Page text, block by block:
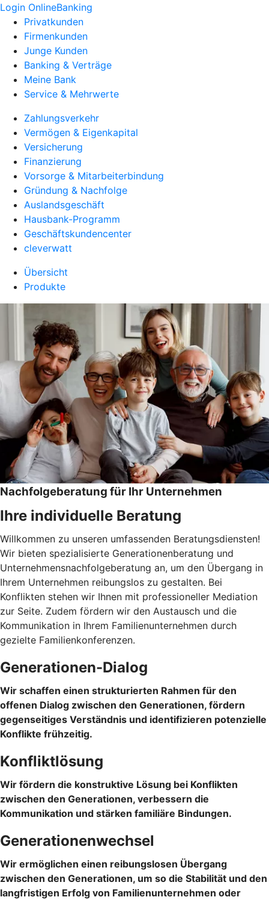
Login OnlineBanking
Privatkunden
Firmenkunden
Junge Kunden
Banking & Verträge
Meine Bank
Service & Mehrwerte
Zahlungsverkehr
Vermögen & Eigenkapital
Versicherung
Finanzierung
Vorsorge & Mitarbeiterbindung
Gründung & Nachfolge
Auslandsgeschäft
Hausbank-Programm
Geschäftskundencenter
cleverwatt
Übersicht
Produkte
Nachfolgeberatung für Ihr Unternehmen
Ihre individuelle Beratung
Willkommen zu unseren umfassenden Beratungsdiensten!
Wir bieten spezialisierte Generationenberatung und
Unternehmensnachfolgeberatung an, um den Übergang in
Ihrem Unternehmen reibungslos zu gestalten. Bei
Konflikten stehen wir Ihnen mit professioneller Mediation
zur Seite. Zudem fördern wir den Austausch und die
Kommunikation in Ihrem Familienunternehmen durch
gezielte Familienkonferenzen.
Generationen-Dialog
Wir schaffen einen strukturierten Rahmen für den
offenen Dialog zwischen den Generationen, fördern
gegenseitiges Verständnis und identifizieren potenzielle
Konflikte frühzeitig.
Konfliktlösung
Wir fördern die konstruktive Lösung bei Konflikten
zwischen den Generationen, verbessern die
Kommunikation und stärken familiäre Bindungen.
Generationenwechsel
Wir ermöglichen einen reibungslosen Übergang
zwischen den Generationen, um so die Stabilität und den
langfristigen Erfolg von Familienunternehmen oder